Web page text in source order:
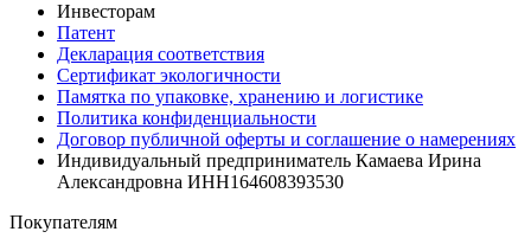
Инвесторам
Патент
Декларация соответствия
Сертификат экологичности
Памятка по упаковке, хранению и логистике
Политика конфиденциальности
Договор публичной оферты и соглашение о намерениях
Индивидуальный предприниматель Камаева Ирина
Александровна ИНН164608393530
Покупателям